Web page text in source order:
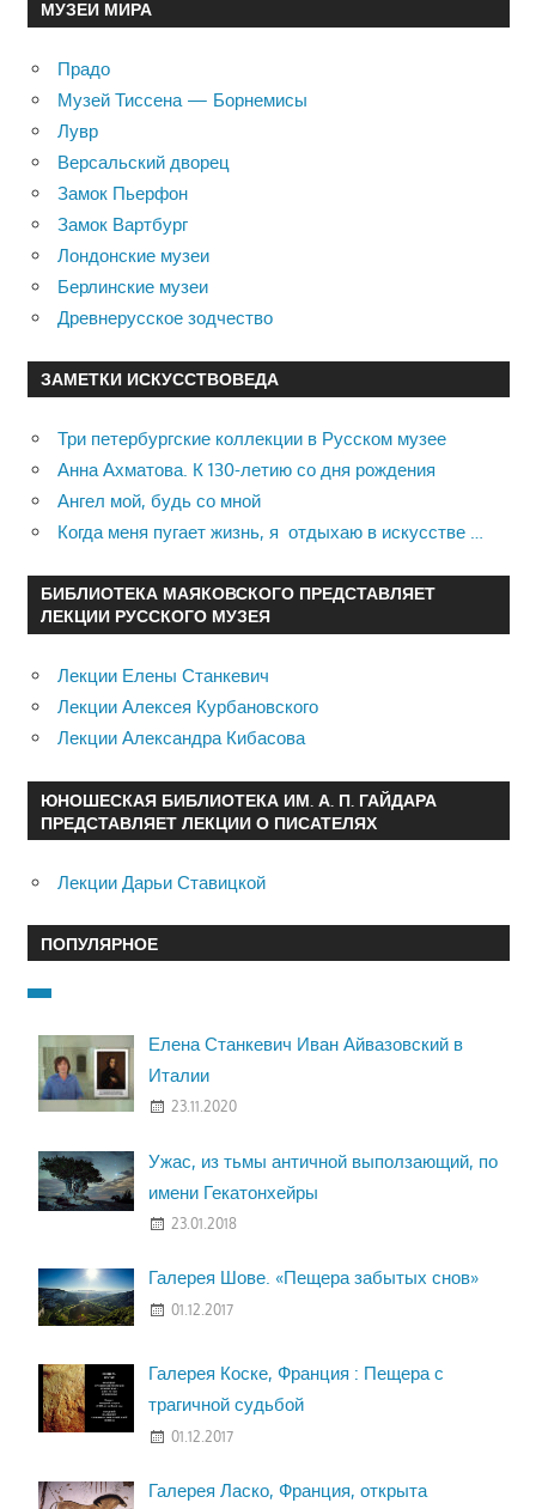
МУЗЕИ МИРА
Прадо
Музей Тиссена — Борнемисы
Лувр
Версальский дворец
Замок Пьерфон
Замок Вартбург
Лондонские музеи
Берлинские музеи
Древнерусское зодчество
ЗАМЕТКИ ИСКУССТВОВЕДА
Три петербургские коллекции в Русском музее
Анна Ахматова. К 130-летию со дня рождения
Ангел мой, будь со мной
Когда меня пугает жизнь, я отдыхаю в искусстве …
БИБЛИОТЕКА МАЯКОВСКОГО ПРЕДСТАВЛЯЕТ
ЛЕКЦИИ РУССКОГО МУЗЕЯ
Лекции Елены Станкевич
Лекции Алексея Курбановского
Лекции Александра Кибасова
ЮНОШЕСКАЯ БИБЛИОТЕКА ИМ. А. П. ГАЙДАРА
ПРЕДСТАВЛЯЕТ ЛЕКЦИИ О ПИСАТЕЛЯХ
Лекции Дарьи Ставицкой
ПОПУЛЯРНОЕ
Елена Станкевич Иван Айвазовский в
Италии
23.11.2020
Ужас, из тьмы античной выползающий, по
имени Гекатонхейры
23.01.2018
Галерея Шове. «Пещера забытых снов»
01.12.2017
Галерея Коске, Франция : Пещера с
трагичной судьбой
01.12.2017
Галерея Ласко, Франция, открыта